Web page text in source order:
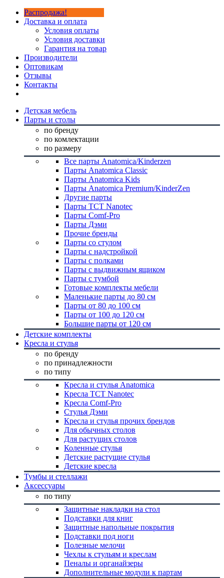
Распродажа!
Доставка и оплата
Условия оплаты
Условия доставки
Гарантия на товар
Производители
Оптовикам
Отзывы
Контакты
Детская мебель
Парты и столы
по бренду
по комлектации
по размеру
Все парты Anatomica/Kinderzen
Парты Anatomica Classic
Парты Anatomica Kids
Парты Anatomica Premium/KinderZen
Другие парты
Парты TCT Nanotec
Парты Comf-Pro
Парты Дэми
Прочие бренды
Парты со стулом
Парты с надстройкой
Парты с полками
Парты с выдвижным ящиком
Парты с тумбой
Готовые комплекты мебели
Маленькие парты до 80 см
Парты от 80 до 100 см
Парты от 100 до 120 см
Большие парты от 120 см
Детские комплекты
Кресла и стулья
по бренду
по принадлежности
по типу
Кресла и стулья Anatomica
Кресла TCT Nanotec
Кресла Comf-Pro
Стулья Дэми
Кресла и стулья прочих брендов
Для обычных столов
Для растущих столов
Коленные стулья
Детские растущие стулья
Детские кресла
Тумбы и стеллажи
Аксессуары
по типу
Защитные накладки на стол
Подставки для книг
Защитные напольные покрытия
Подставки под ноги
Полезные мелочи
Чехлы к стульям и креслам
Пеналы и органайзеры
Дополнительные модули к партам